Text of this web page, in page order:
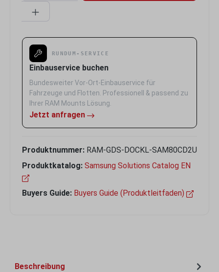
RUNDUM-SERVICE
Einbauservice buchen
Bundesweiter Vor-Ort-Einbauservice für
Fahrzeuge und Flotten. Professionell & passend zu
Ihrer RAM Mounts Lösung.
Jetzt anfragen
Produktnummer: RAM-GDS-DOCKL-SAM80CD2U
Produktkatalog: Samsung Solutions Catalog EN
Buyers Guide: Buyers Guide (Produktleitfaden)
Beschreibung